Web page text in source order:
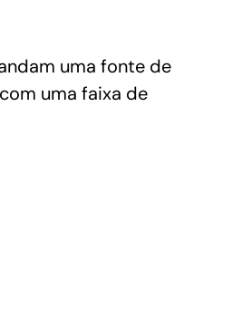
uma fonte de
uma faixa de